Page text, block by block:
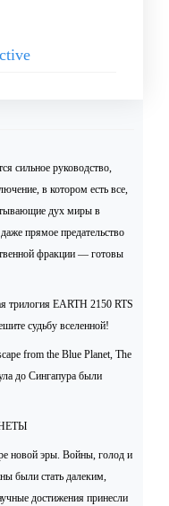
сильное руководство,
в котором есть все,
дух миры в
прямое предательство
фракции — готовы
трилогия EARTH 2150 RTS
судьбу вселенной!
from the Blue Planet, The
до Сингапура были
новой эры. Войны, голод и
были стать далеким,
достижения принесли